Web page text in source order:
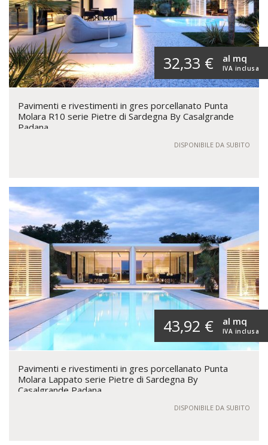
32,33 € IVA inclusa
al mq
Pavimenti e rivestimenti in gres porcellanato Punta
Molara R10 serie Pietre di Sardegna By Casalgrande
Padana
DISPONIBILE DA SUBITO
43,92 € IVA inclusa
al mq
Pavimenti e rivestimenti in gres porcellanato Punta
Molara Lappato serie Pietre di Sardegna By
Casalgrande Padana
DISPONIBILE DA SUBITO